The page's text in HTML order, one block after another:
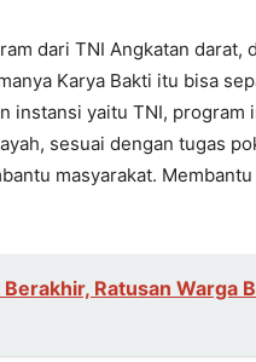
dari TNI Angkatan darat,
Karya Bakti itu bisa
instansi yaitu TNI,
sesuai dengan tugas
masyarakat.
Ratusan Warga